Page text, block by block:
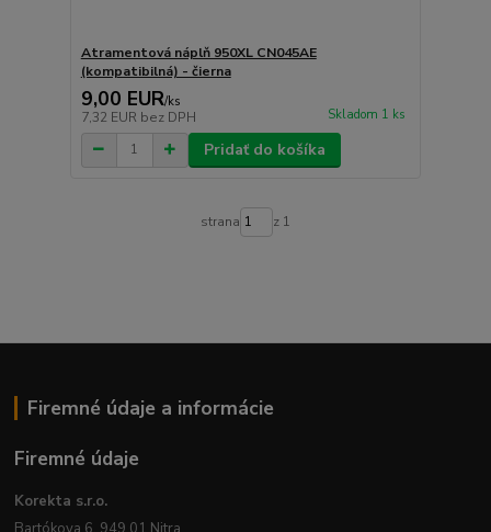
Atramentová náplň 950XL CN045AE
(kompatibilná) - čierna
9,00 EUR/ks
7,32 EUR bez DPH Skladom 1 ks
Pridať do košíka
strana z 1
Firemné údaje a informácie
Firemné údaje
Korekta s.r.o.